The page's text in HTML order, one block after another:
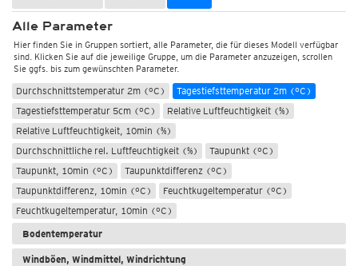
Alle Parameter
Hier finden Sie in Gruppen sortiert, alle Parameter, die für dieses Modell verfügbar
sind. Klicken Sie auf die jeweilige Gruppe, um die Parameter anzuzeigen, scrollen
Sie ggfs. bis zum gewünschten Parameter.
Min. Temperatur 2m, 12std (°C)
Min. Temperatur 2m, 12std, alle 10min (°C)
Min. Temperatur 2m, 15std (°C)
Min. Temperatur 5cm, 12std (°C)
Min. Temperatur 5cm, 15std (°C)
Tageshöchsttemperatur 2m (°C)
Durchschnittstemperatur 2m (°C)
Tagestiefsttemperatur 2m (°C)
Tagestiefsttemperatur 5cm (°C)
Relative Luftfeuchtigkeit (%)
Relative Luftfeuchtigkeit, 10min (%)
Durchschnittliche rel. Luftfeuchtigkeit (%)
Taupunkt (°C)
Taupunkt, 10min (°C)
Taupunktdifferenz (°C)
Taupunktdifferenz, 10min (°C)
Feuchtkugeltemperatur (°C)
Feuchtkugeltemperatur, 10min (°C)
Bodentemperatur
Windböen, Windmittel, Windrichtung